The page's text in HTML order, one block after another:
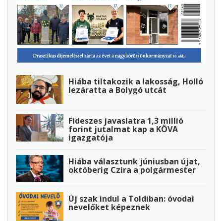
Hiába tiltakozik a lakosság, Holló
lezáratta a Bolygó utcát
Fideszes javaslatra 1,3 millió
forint jutalmat kap a KÖVA
igazgatója
Hiába választunk júniusban újat,
októberig Czira a polgármester
Új szak indul a Toldiban: óvodai
nevelőket képeznek